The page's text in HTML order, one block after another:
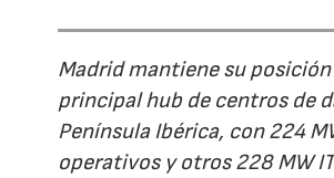
Madrid mantiene su
principal hub de centros de
Península Ibérica, con 224
operativos y otros 228 MW